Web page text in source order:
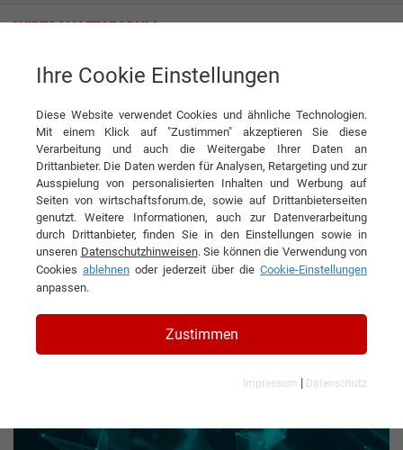
Expertenwissen
Was ist denn Data Science?
erste « zurückzurück nächste » nächste
Expertenwissen
DIESEN ARTIKEL EMPFEHLEN
Data Science versus Data
Analytics
Ihre Cookie Einstellungen
Diese Website verwendet Cookies und ähnliche Technologien.
Mit einem Klick auf "Zustimmen" akzeptieren Sie diese
Verarbeitung und auch die Weitergabe Ihrer Daten an
Drittanbieter. Die Daten werden für Analysen, Retargeting und zur
Ausspielung von personalisierten Inhalten und Werbung auf
Seiten von wirtschaftsforum.de, sowie auf Drittanbieterseiten
genutzt. Weitere Informationen, auch zur Datenverarbeitung
durch Drittanbieter, finden Sie in den Einstellungen sowie in
unseren Datenschutzhinweisen. Sie können die Verwendung von
Cookies ablehnen oder jederzeit über die Cookie-Einstellungen
anpassen.
Zustimmen
Impressum | Datenschutz